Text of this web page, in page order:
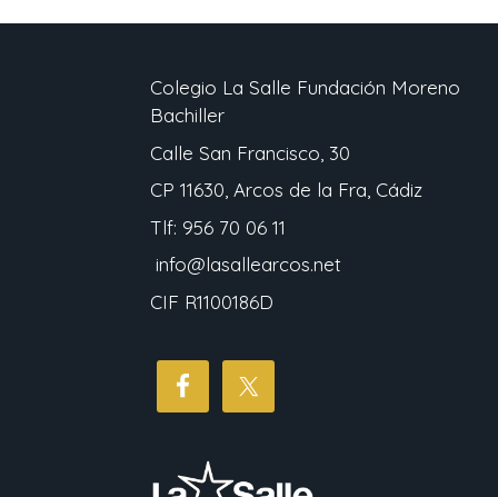
Colegio La Salle Fundación Moreno
Bachiller
Calle San Francisco, 30
CP 11630, Arcos de la Fra, Cádiz
Tlf: 956 70 06 11
info@lasallearcos.net
CIF R1100186D